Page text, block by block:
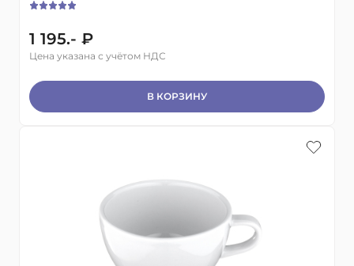
1 195.- ₽
Цена указана с учётом НДС
В КОРЗИНУ